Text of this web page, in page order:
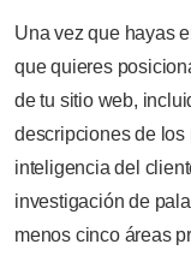
Una vez que hayas
que quieres
de tu sitio web,
descripciones de los
inteligencia del
investigación de
menos cinco áreas